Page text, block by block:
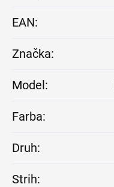
EAN:
Značka:
Model:
Farba:
Druh:
Strih: